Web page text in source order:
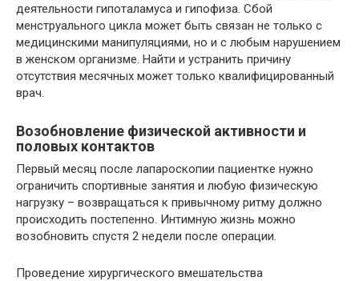
деятельности гипоталамуса и гипофиза. Сбой
менструального цикла может быть связан не только с
медицинскими манипуляциями, но и с любым нарушением
в женском организме. Найти и устранить причину
отсутствия месячных может только квалифицированный
врач.
Возобновление физической активности и
половых контактов
Первый месяц после лапароскопии пациентке нужно
ограничить спортивные занятия и любую физическую
нагрузку – возвращаться к привычному ритму должно
происходить постепенно. Интимную жизнь можно
возобновить спустя 2 недели после операции.
Проведение хирургического вмешательства